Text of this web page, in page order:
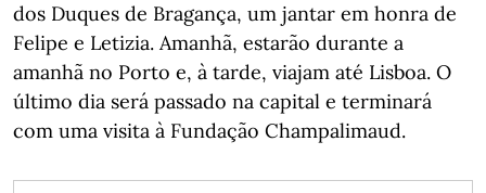
dos Duques de Bragança, um jantar em honra de
Felipe e Letizia. Amanhã, estarão durante a
amanhã no Porto e, à tarde, viajam até Lisboa. O
último dia será passado na capital e terminará
com uma visita à Fundação Champalimaud.